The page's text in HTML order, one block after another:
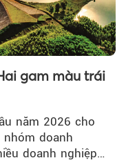
gam màu trái
năm 2026 cho
doanh
doanh nghiệp